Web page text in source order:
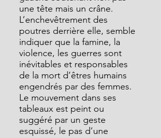
une tête mais un crâne.
L’enchevêtrement des
poutres derrière elle, semble
indiquer que la famine, la
violence, les guerres sont
inévitables et responsables
de la mort d’êtres humains
engendrés par des femmes.
Le mouvement dans ses
tableaux est peint ou
suggéré par un geste
esquissé, le pas d’une